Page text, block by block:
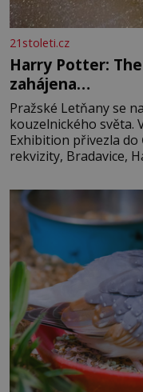
21stoleti.cz
Harry Potter:
zahájena…
Pražské Letňany se
kouzelnického světa.
Exhibition přivezla
rekvizity, Bradavice,